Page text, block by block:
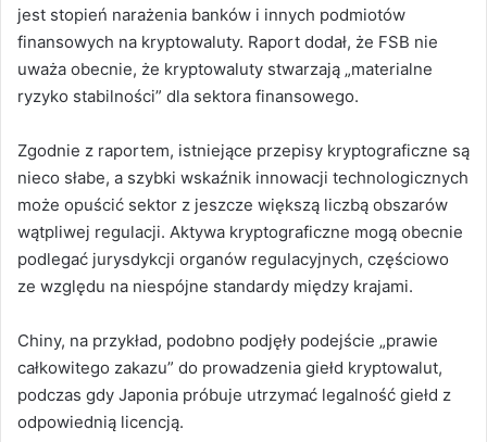
jest stopień narażenia banków i innych podmiotów
finansowych na kryptowaluty. Raport dodał, że FSB nie
uważa obecnie, że kryptowaluty stwarzają „materialne
ryzyko stabilności” dla sektora finansowego.
Zgodnie z raportem, istniejące przepisy kryptograficzne są
nieco słabe, a szybki wskaźnik innowacji technologicznych
może opuścić sektor z jeszcze większą liczbą obszarów
wątpliwej regulacji. Aktywa kryptograficzne mogą obecnie
podlegać jurysdykcji organów regulacyjnych, częściowo
ze względu na niespójne standardy między krajami.
Chiny, na przykład, podobno podjęły podejście „prawie
całkowitego zakazu” do prowadzenia giełd kryptowalut,
podczas gdy Japonia próbuje utrzymać legalność giełd z
odpowiednią licencją.